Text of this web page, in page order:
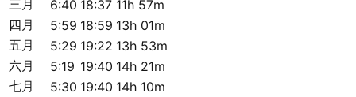
三月 6:40 18:37 11h 57m
四月
5:59 18:59 13h 01m
五月
5:29 19:22 13h 53m
六月
5:19 19:40 14h 21m
七月
5:30 19:40 14h 10m